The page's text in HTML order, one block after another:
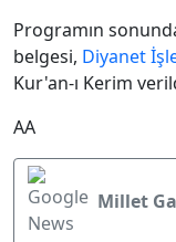
Programın
belgesi, Diyanet
Kur'an-ı Kerim
AA
Millet